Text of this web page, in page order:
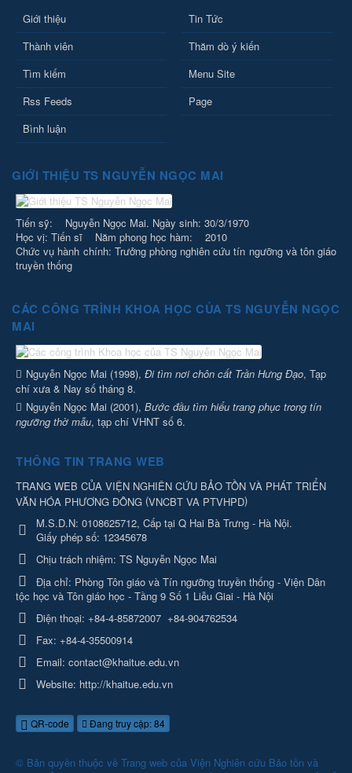
Giới thiệu
Tin Tức
Thành viên
Thăm dò ý kiến
Tìm kiếm
Menu Site
Rss Feeds
Page
Bình luận
GIỚI THIỆU TS NGUYỄN NGỌC MAI
Tiến sỹ: Nguyễn Ngọc Mai. Ngày sinh: 30/3/1970
Học vị: Tiến sĩ Năm phong học hàm: 2010
Chức vụ hành chính: Trưởng phòng nghiên cứu tín ngưỡng và tôn giáo
truyền thống
CÁC CÔNG TRÌNH KHOA HỌC CỦA TS NGUYỄN NGỌC
MAI
Nguyễn Ngọc Mai (1998), Đi tìm nơi chôn cất Trần Hưng Đạo, Tạp
chí xưa & Nay số tháng 8.
Nguyễn Ngọc Mai (2001), Bước đầu tìm hiểu trang phục trong tín
ngưỡng thờ mẫu, tạp chí VHNT số 6.
THÔNG TIN TRANG WEB
TRANG WEB CỦA VIỆN NGHIÊN CỨU BẢO TỒN VÀ PHÁT TRIỂN
VĂN HÓA PHƯƠNG ĐÔNG (VNCBT VA PTVHPD)
M.S.D.N: 0108625712, Cấp tại Q Hai Bà Trưng - Hà Nội.
Giấy phép số: 12345678
Chịu trách nhiệm: TS Nguyễn Ngọc Mai
Địa chỉ: Phòng Tôn giáo và Tín ngưỡng truyền thống - Viện Dân
tộc học và Tôn giáo học - Tầng 9 Số 1 Liễu Giai - Hà Nội
Điện thoại: +84-4-85872007 +84-904762534
Fax: +84-4-35500914
Email: contact@khaitue.edu.vn
Website: http://khaitue.edu.vn
QR-code Đang truy cập: 84
© Bản quyền thuộc về Trang web của Viện Nghiên cứu Bảo tồn và